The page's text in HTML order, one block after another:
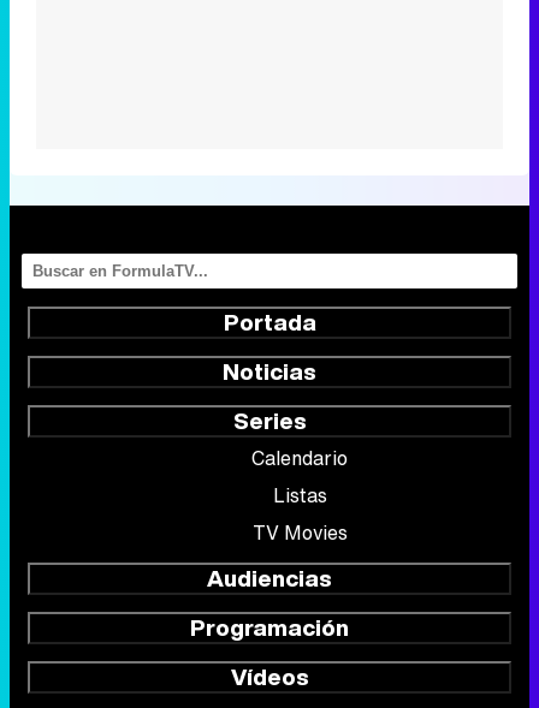
Portada
Noticias
Series
Calendario
Listas
TV Movies
Audiencias
Programación
Vídeos